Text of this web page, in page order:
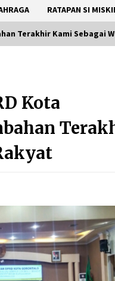
RATAPAN SI
Terakhir Kami Sebagai
Kota